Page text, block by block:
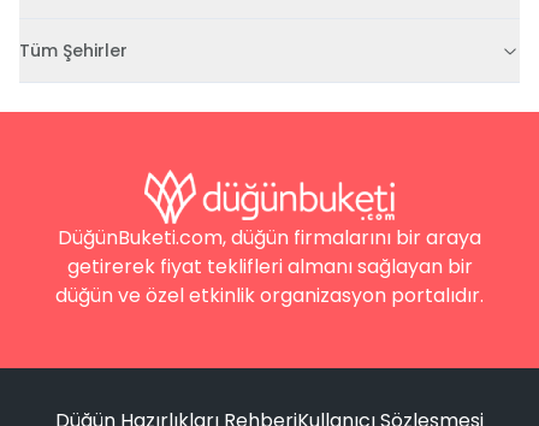
Tüm Şehirler
DüğünBuketi.com, düğün firmalarını bir araya
getirerek fiyat teklifleri almanı sağlayan bir
düğün ve özel etkinlik organizasyon portalıdır.
Düğün Hazırlıkları RehberiKullanıcı Sözleşmesi